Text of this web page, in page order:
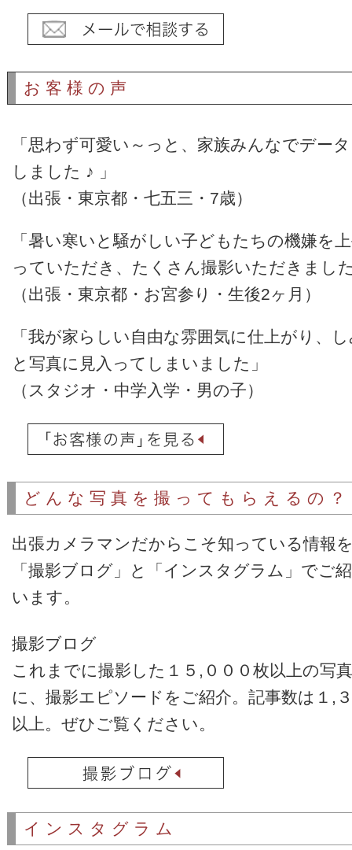
お客様の声
「思わず可愛い～っと、家族みんなでデー
しました ♪ 」
（出張・東京都・七五三・7歳）
「暑い寒いと騒がしい子どもたちの機嫌を
っていただき、たくさん撮影いただきまし
（出張・東京都・お宮参り・生後2ヶ月）
「我が家らしい自由な雰囲気に仕上がり、
と写真に見入ってしまいました」
（スタジオ・中学入学・男の子）
どんな写真を撮ってもらえるの？
出張カメラマンだからこそ知っている情報
「撮影ブログ」と「インスタグラム」でご
います。
撮影ブログ
これまでに撮影した１５,０００枚以上の写
に、撮影エピソードをご紹介。記事数は１,
以上。ぜひご覧ください。
インスタグラム